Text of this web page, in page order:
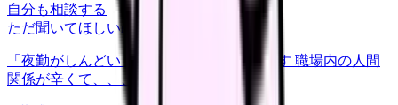
自分も相談する
ただ聞いてほしいrelationships 2026/6/13
「夜勤がしんどい」について相談したいです 職場内の人間
関係が辛くて、、、